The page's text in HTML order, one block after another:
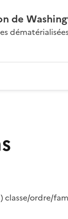
de
classe/ordre/